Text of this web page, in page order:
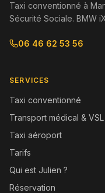
Taxi conventionné à
Sécurité Sociale. BMW
06 46 62 53 56
SERVICES
Taxi conventionné
Transport médical & VSL
Taxi aéroport
Tarifs
Qui est Julien ?
Réservation